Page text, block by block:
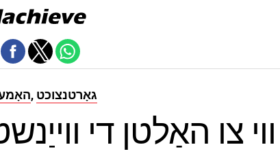
, גאָרטנצוכט
ווי צו האַלטן די